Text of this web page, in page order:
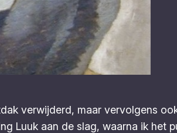
verwijderd, maar vervolgens
Luuk aan de slag, waarna ik het